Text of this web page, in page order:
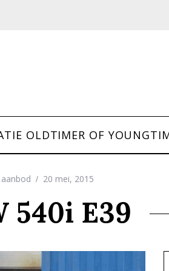
OLDTIMER OF
20 mei, 2015
540i E39